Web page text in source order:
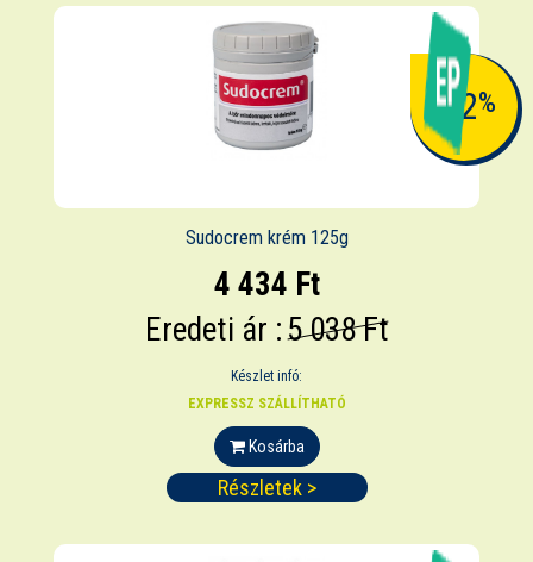
-12%
Sudocrem krém 125g
4 434 Ft
Eredeti ár :5 038 Ft
Készlet infó:
EXPRESSZ SZÁLLÍTHATÓ
Kosárba
Részletek >